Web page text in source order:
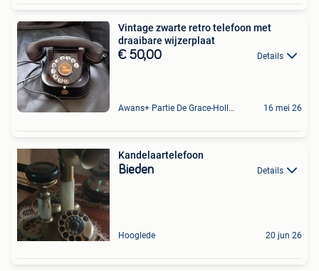
Vintage zwarte retro telefoon met
draaibare wijzerplaat
€ 50,00 Details
Awans+ Partie De Grace-Hollogne 16 mei 26
Kandelaartelefoon
Bieden Details
Hooglede 20 jun 26